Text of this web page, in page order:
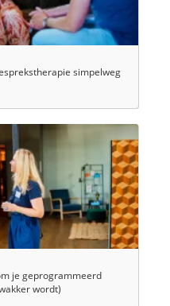
simpelweg
je geprogrammeerd
wordt)